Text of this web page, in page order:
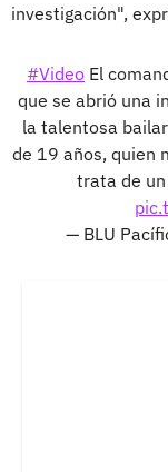
investigación",
#Video El
que se abrió una
la talentosa
de 19 años, quien
trata de
— BLU